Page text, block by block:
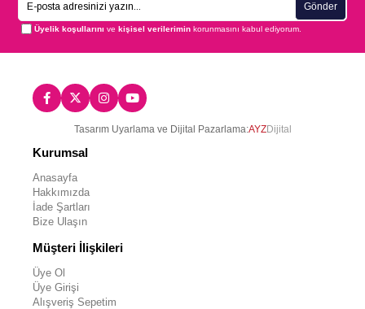
Gönder
Üyelik koşullarını vekişisel verilerimin korunmasını kabul ediyorum.
Tasarım Uyarlama ve Dijital Pazarlama:AYZDijital
Kurumsal
Anasayfa
Hakkımızda
İade Şartları
Bize Ulaşın
Müşteri İlişkileri
Üye Ol
Üye Girişi
Alışveriş Sepetim